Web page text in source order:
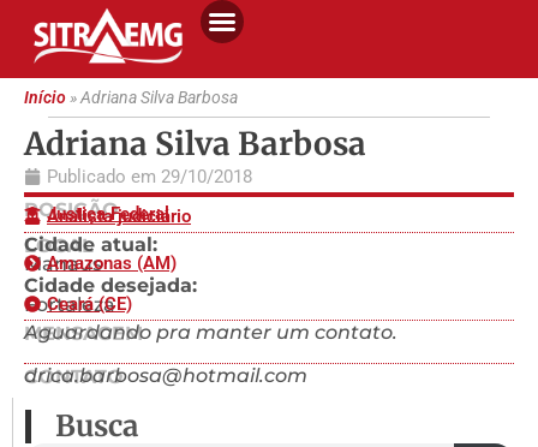
Início»Adriana Silva Barbosa
Adriana Silva Barbosa
Publicado em 29/10/2018
POSIÇÃO
Justiça Federal
Analista judiciário
LOCAL
Cidade atual:
Manaus
Amazonas (AM)
Cidade desejada:
Fortaleza
Ceará (CE)
MENSAGEM
Aguardando pra manter um contato.
CONTATO
drica.barbosa@hotmail.com
Busca